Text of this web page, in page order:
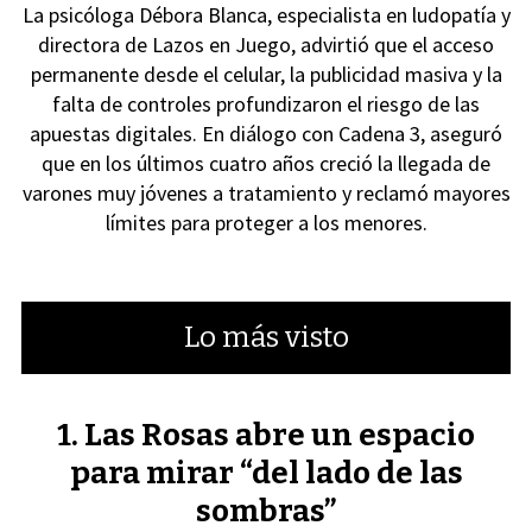
La psicóloga Débora Blanca, especialista en ludopatía y
directora de Lazos en Juego, advirtió que el acceso
permanente desde el celular, la publicidad masiva y la
falta de controles profundizaron el riesgo de las
apuestas digitales. En diálogo con Cadena 3, aseguró
que en los últimos cuatro años creció la llegada de
varones muy jóvenes a tratamiento y reclamó mayores
límites para proteger a los menores.
Lo más visto
Las Rosas abre un espacio
para mirar “del lado de las
sombras”